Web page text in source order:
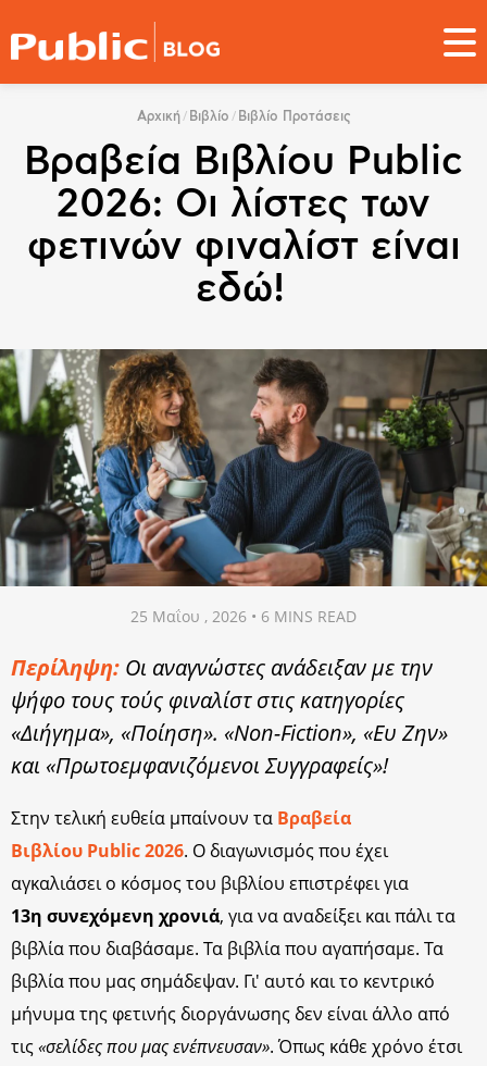
προς
το
κυρίως
are
here
Αρχική Βιβλίο Βιβλίο Προτάσεις
Βραβεία Βιβλίου Public
2026: Οι λίστες των
φετινών φιναλίστ είναι
εδώ!
25 Μαΐου , 2026 • 6 MINS READ
Περίληψη: Οι αναγνώστες ανάδειξαν με την
ψήφο τους τούς φιναλίστ στις κατηγορίες
«Διήγημα», «Ποίηση». «Non-Fiction», «Ευ Ζην»
και «Πρωτοεμφανιζόμενοι Συγγραφείς»!
Στην τελική ευθεία μπαίνουν τα Βραβεία
Βιβλίου Public 2026. Ο διαγωνισμός που έχει
αγκαλιάσει ο κόσμος του βιβλίου επιστρέφει για
13η συνεχόμενη χρονιά, για να αναδείξει και πάλι τα
βιβλία που διαβάσαμε. Τα βιβλία που αγαπήσαμε. Τα
βιβλία που μας σημάδεψαν. Γι' αυτό και το κεντρικό
μήνυμα της φετινής διοργάνωσης δεν είναι άλλο από
τις«σελίδες που μας ενέπνευσαν». Όπως κάθε χρόνο έτσι